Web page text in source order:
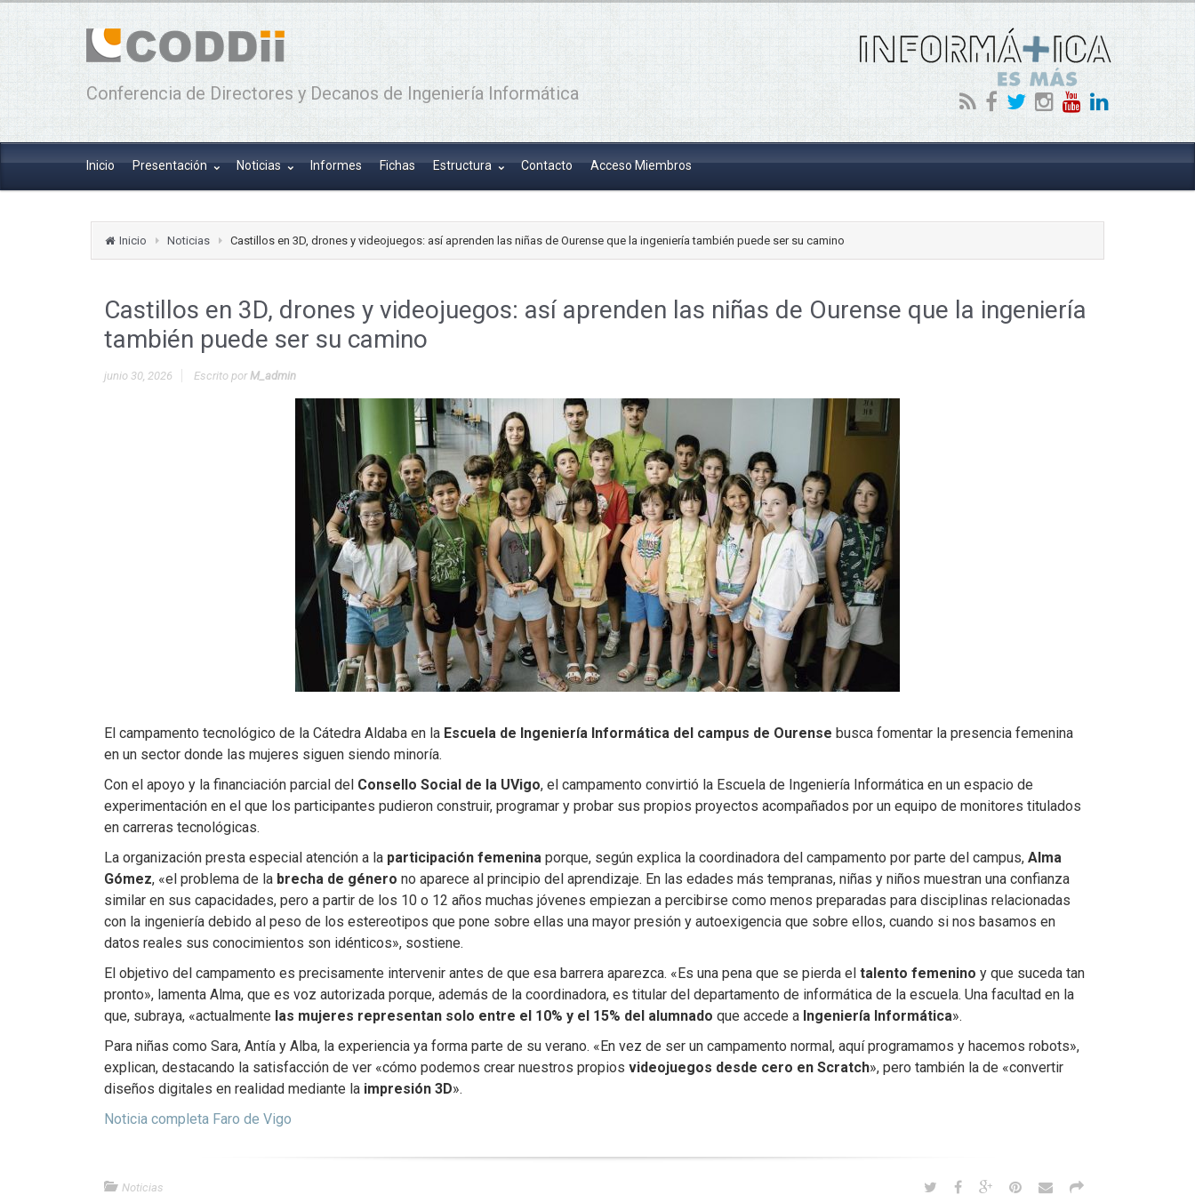
Conferencia de Directores y Decanos de Ingeniería Informática
Inicio Presentación Noticias Informes Fichas Estructura Contacto Acceso Miembros
Inicio Noticias Castillos en 3D, drones y videojuegos: así aprenden las niñas de Ourense que la ingeniería también puede ser su camino
Castillos en 3D, drones y videojuegos: así aprenden las niñas de Ourense que la ingeniería
también puede ser su camino
junio 30, 2026 Escrito por M_admin
El campamento tecnológico de la Cátedra Aldaba en la Escuela de Ingeniería Informática del campus de Ourense busca fomentar la presencia femenina
en un sector donde las mujeres siguen siendo minoría.
Con el apoyo y la financiación parcial del Consello Social de la UVigo, el campamento convirtió la Escuela de Ingeniería Informática en un espacio de
experimentación en el que los participantes pudieron construir, programar y probar sus propios proyectos acompañados por un equipo de monitores titulados
en carreras tecnológicas.
La organización presta especial atención a la participación femenina porque, según explica la coordinadora del campamento por parte del campus, Alma
Gómez, «el problema de la brecha de género no aparece al principio del aprendizaje. En las edades más tempranas, niñas y niños muestran una confianza
similar en sus capacidades, pero a partir de los 10 o 12 años muchas jóvenes empiezan a percibirse como menos preparadas para disciplinas relacionadas
con la ingeniería debido al peso de los estereotipos que pone sobre ellas una mayor presión y autoexigencia que sobre ellos, cuando si nos basamos en
datos reales sus conocimientos son idénticos», sostiene.
El objetivo del campamento es precisamente intervenir antes de que esa barrera aparezca. «Es una pena que se pierda el talento femenino y que suceda tan
pronto», lamenta Alma, que es voz autorizada porque, además de la coordinadora, es titular del departamento de informática de la escuela. Una facultad en la
que, subraya, «actualmente las mujeres representan solo entre el 10% y el 15% del alumnado que accede a Ingeniería Informática».
Para niñas como Sara, Antía y Alba, la experiencia ya forma parte de su verano. «En vez de ser un campamento normal, aquí programamos y hacemos robots»,
explican, destacando la satisfacción de ver «cómo podemos crear nuestros propios videojuegos desde cero en Scratch», pero también la de «convertir
diseños digitales en realidad mediante la impresión 3D».
Noticia completa Faro de Vigo
Noticias